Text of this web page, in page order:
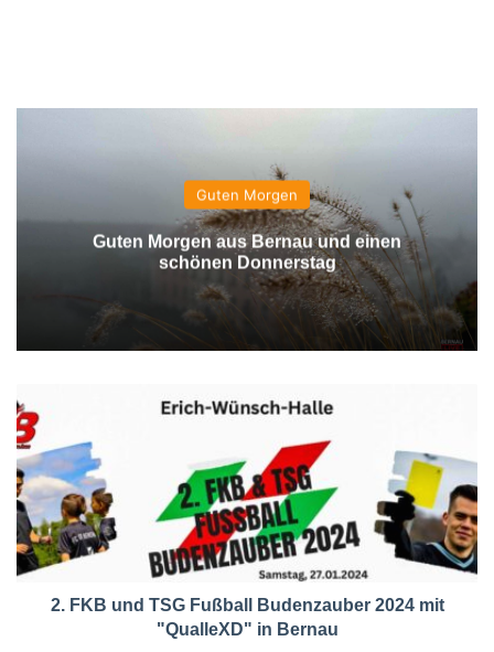
Guten Morgen
Guten Morgen aus Bernau und einen
schönen Donnerstag
2. FKB und TSG Fußball Budenzauber 2024 mit
"QualleXD" in Bernau